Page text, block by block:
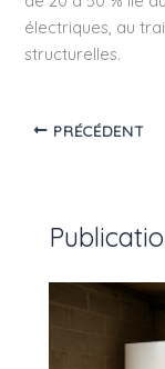
électriques, au
structurelles.
PRÉCÉDENT